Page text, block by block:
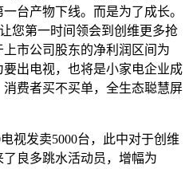
台产物下线。而是为了成长。
您第一时间领会到创维更多抢
市公司股东的净利润区间为
要出电视，也将是小家电企业成
费者买不买单，全生态聪慧屏
发卖5000台，此中对于创维
良多跳水活动员，增幅为